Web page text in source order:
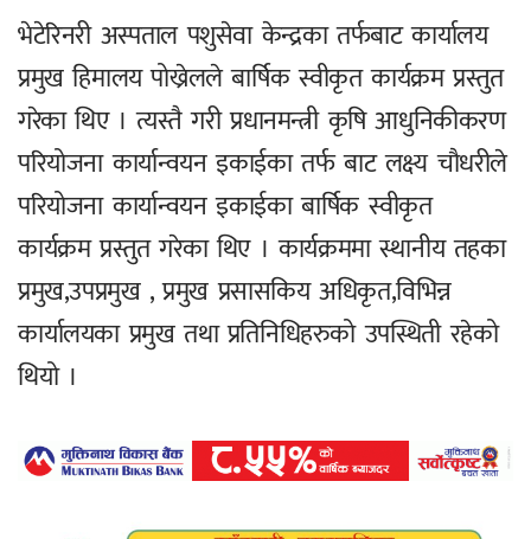
भेटेरिनरी अस्पताल पशुसेवा केन्द्रका तर्फबाट कार्यालय
प्रमुख हिमालय पोख्रेलले बार्षिक स्वीकृत कार्यक्रम प्रस्तुत
गरेका थिए । त्यस्तै गरी प्रधानमन्त्री कृषि आधुनिकीकरण
परियोजना कार्यान्वयन इकाईका तर्फ बाट लक्ष्य चौधरीले
परियोजना कार्यान्वयन इकाईका बार्षिक स्वीकृत
कार्यक्रम प्रस्तुत गरेका थिए । कार्यक्रममा स्थानीय तहका
प्रमुख,उपप्रमुख , प्रमुख प्रसासकिय अधिकृत,विभिन्न
कार्यालयका प्रमुख तथा प्रतिनिधिहरुको उपस्थिती रहेको
थियो ।